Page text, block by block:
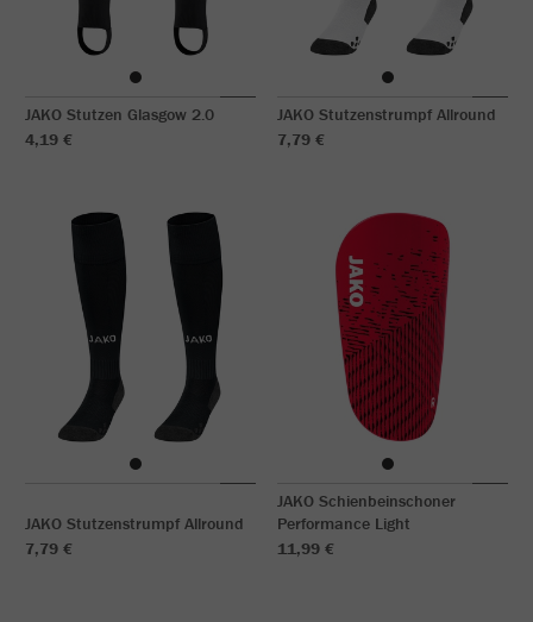
JAKO Stutzen Glasgow 2.0
4,19 €
JAKO Stutzenstrumpf Allround
7,79 €
JAKO Stutzenstrumpf Allround
7,79 €
JAKO Schienbeinschoner
Performance Light
11,99 €